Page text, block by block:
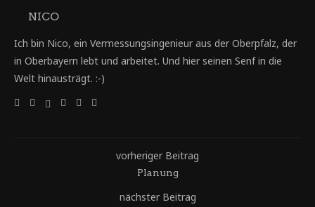
NICO
Ich bin Nico, ein Vermessungsingenieur aus der Oberpfalz, der
in Oberbayern lebt und arbeitet. Und hier seinen Senf in die
Welt hinausträgt. :-)
vorheriger Beitrag
Planung
nächster Beitrag